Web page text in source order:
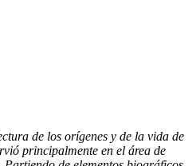
de los orígenes y de la vida de
principalmente en el área de